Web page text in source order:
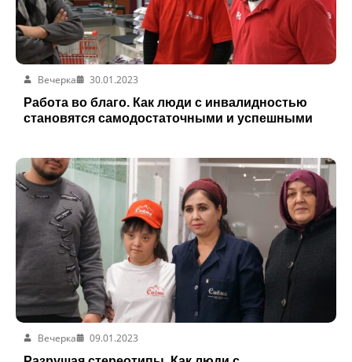
Вечерка
30.01.2023
Работа во благо. Как люди с инвалидностью
становятся самодостаточными и успешными
Вечерка
09.01.2023